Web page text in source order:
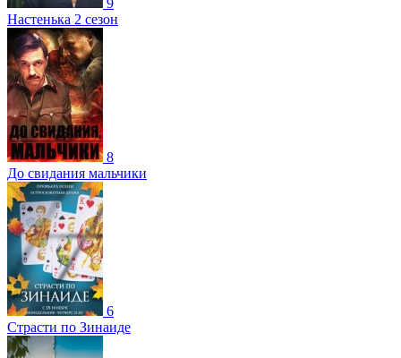
Настенька 2 сезон
8
До свидания мальчики
6
Страсти по Зинаиде